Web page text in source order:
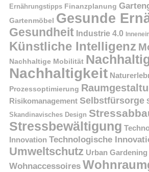
Ernährungstipps Finanzplanung
Gartenmöbel Gesunde
Gesundheit Industrie 4.0
Künstliche Intelligenz
Nachhaltige Mobilität
Nachhaltigkeit
Prozessoptimierung
Risikomanagement Selbstfürsorge
Skandinavisches Design
Stressbewältigung
Innovation Technologische
Umweltschutz Urban Gardening
Wohnaccessoires